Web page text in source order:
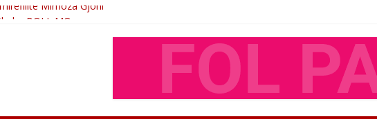
-BOLL MO
me mirenjohje nga Xhevdet Qeriqi Dega e invalidëve në Fushë Kosovë
Mimoza Gjoni